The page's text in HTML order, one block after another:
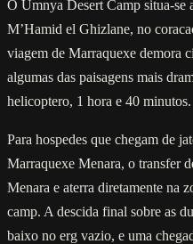
O Umnya Desert Camp situa-se
M’Hamid el Ghizlane, no
viagem de Marraquexe demora
algumas das paisagens mais
helicoptero, 1 hora e 40 minutos.
Para hospedes que chegam de
Marraquexe Menara, o transfer
Menara e aterra diretamente na
camp. A descida final sobre as
baixo no erg vazio, e uma